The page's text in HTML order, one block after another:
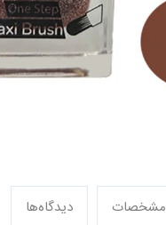
مشخصات دیدگاه‌ها